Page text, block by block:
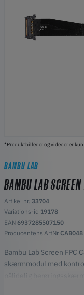
*Produktbilleder og videoer er
BAMBU LAB
BAMBU LAB
Artikel nr. 33704
Variations-id 19178
EAN 6937285507150
Producentens ArtNr CAB048
Bambu Lab Screen FPC
skærmmodul med
pålidelig
reservedel tilbyder den